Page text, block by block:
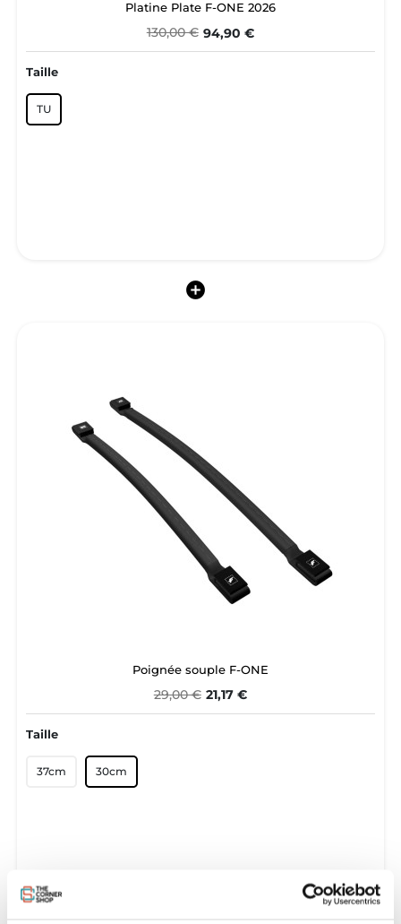
Platine Plate F-ONE 2026
130,00 € 94,90 €
Taille
TU
Poignée souple F-ONE
29,00 € 21,17 €
Taille
37cm 30cm